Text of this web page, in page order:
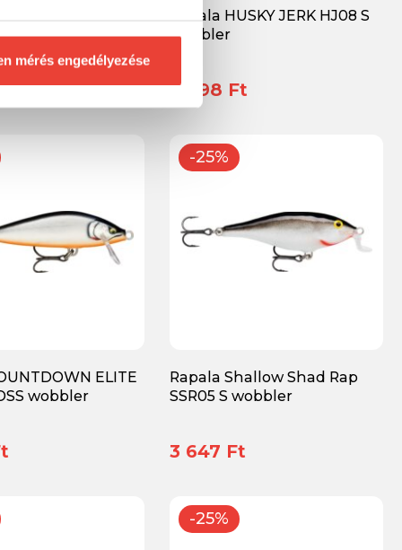
mérés engedélyezése
Rapala HUSKY JERK HJ08 S
wobbler
3 498 Ft
ELITE
wobbler
-25%
Rapala Shallow Shad Rap
SSR05 S wobbler
3 647 Ft
-25%